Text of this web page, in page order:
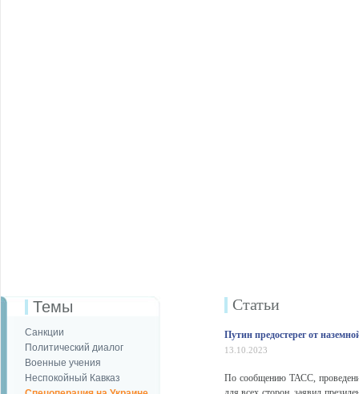
Темы
Санкции
Политический диалог
Военные учения
Неспокойный Кавказ
Статьи
Путин предостерег от
13.10.2023
По сообщению ТАСС,